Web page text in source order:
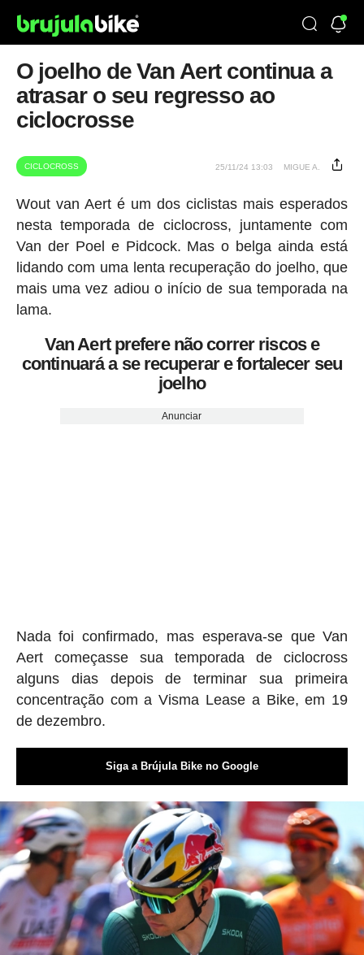
O joelho de Van Aert continua a
atrasar o seu regresso ao
ciclocrosse
CICLOCROSS 25/11/24 13:03 MIGUE A.
Wout van Aert é um dos ciclistas mais esperados
nesta temporada de ciclocross, juntamente com
Van der Poel e Pidcock. Mas o belga ainda está
lidando com uma lenta recuperação do joelho, que
mais uma vez adiou o início de sua temporada na
lama.
Van Aert prefere não correr riscos e
continuará a se recuperar e fortalecer seu
joelho
Anunciar
Nada foi confirmado, mas esperava-se que Van
Aert começasse sua temporada de ciclocross
alguns dias depois de terminar sua primeira
concentração com a Visma Lease a Bike, em 19
de dezembro.
Siga a Brújula Bike no Google